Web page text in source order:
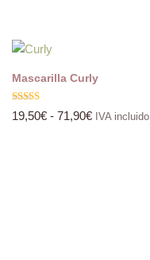
Mascarilla Curly
Valorado
con
19,50€ - 71,90€ IVA incluido